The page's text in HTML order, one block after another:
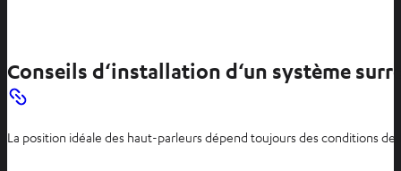
Conseils d‘installation d‘un système
La position idéale des haut-parleurs dépend toujours des conditions